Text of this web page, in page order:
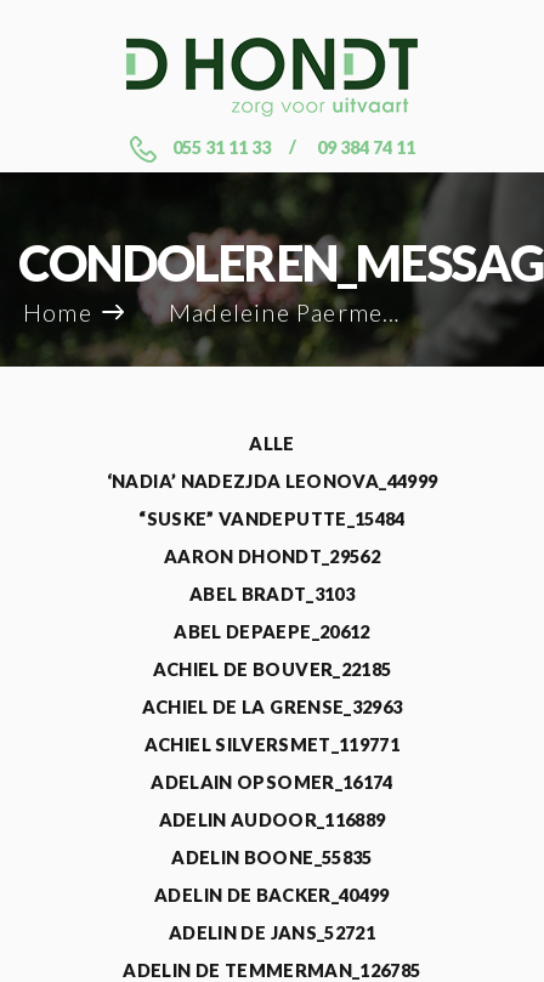
055 31 11 33 09 384 74 11
Home Madeleine Paermentier_35339
ALLE
‘NADIA’ NADEZJDA LEONOVA_44999
“SUSKE” VANDEPUTTE_15484
AARON DHONDT_29562
ABEL BRADT_3103
ABEL DEPAEPE_20612
ACHIEL DE BOUVER_22185
ACHIEL DE LA GRENSE_32963
ACHIEL SILVERSMET_119771
ADELAIN OPSOMER_16174
ADELIN AUDOOR_116889
ADELIN BOONE_55835
ADELIN DE BACKER_40499
ADELIN DE JANS_52721
ADELIN DE TEMMERMAN_126785